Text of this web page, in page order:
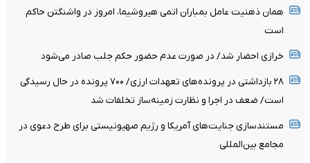
همان ذهنیت عامل بمباران اتمی هیروشیما، امروز در واشنگتن حاکم
است
خرازی احضار شد/ در صورت عدم حضور حکم جلب صادر می‌شود
۲۸ بازداشتی در پرونده‌های تعهدات ارزی/ ۷۰۰ پرونده در حال رسیدگی
است/ ضعف در اجرا و نظارت زمینه‌ساز تخلفات شد
مستندسازی جنایت‌های آمریکا و رژیم صهیونیستی برای طرح دعوی در
مجامع بین‌المللی